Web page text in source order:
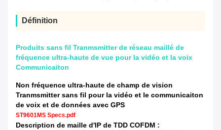
Définition
Produits sans fil Tranmsmitter de réseau maillé de
fréquence ultra-haute de vue pour la vidéo et la voix
Communicaiton
Non fréquence ultra-haute de champ de vision
Tranmsmitter sans fil pour la vidéo et le communicaiton
de voix et de données avec GPS
ST9601MS Specs.pdf
Description de maille d'IP de TDD COFDM :